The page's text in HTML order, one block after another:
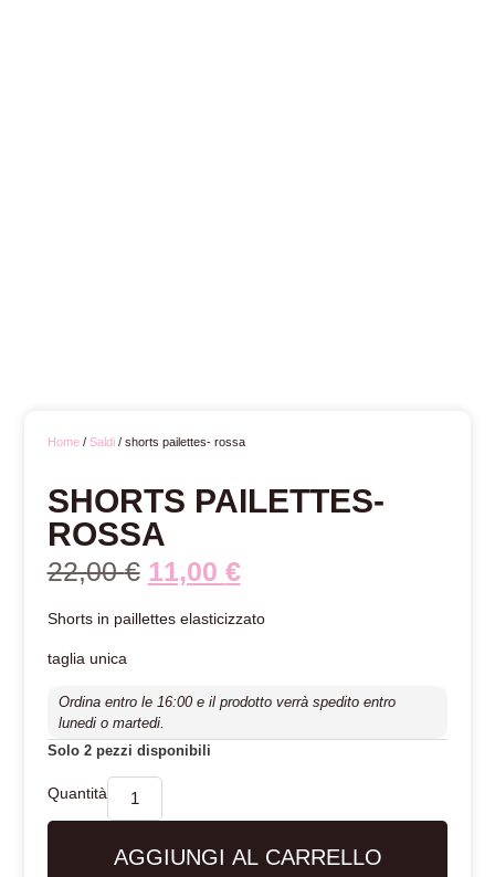
Home/ Saldi/ shorts pailettes- rossa
SHORTS PAILETTES-
ROSSA
22,00€ 11,00 €
Shorts in paillettes elasticizzato
taglia unica
Ordina entro le 16:00 e il prodotto verrà spedito entro
lunedi o martedi.
Solo 2 pezzi disponibili
AGGIUNGI AL CARRELLO